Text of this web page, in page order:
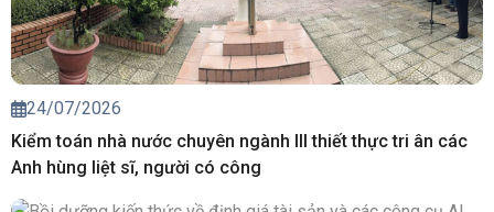
24/07/2026
Kiểm toán nhà nước chuyên ngành III thiết thực tri ân các
Anh hùng liệt sĩ, người có công